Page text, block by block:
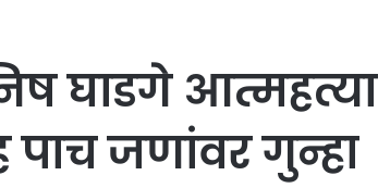
घाडगे आत्महत्या
पाच जणांवर गुन्हा